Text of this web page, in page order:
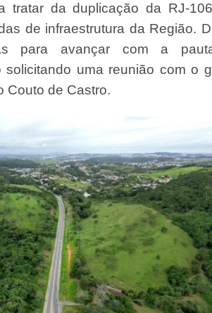
tratar da duplicação da RJ-
de infraestrutura da Região.
para avançar com a
uma reunião com o
Couto de Castro.